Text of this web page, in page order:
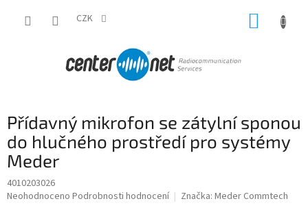
CZK
Přídavný mikrofon se zátylní sponou
do hlučného prostředí pro systémy
Meder
4010203026
Průměrné
Neohodnoceno Podrobnosti hodnocení Značka: Meder Commtech